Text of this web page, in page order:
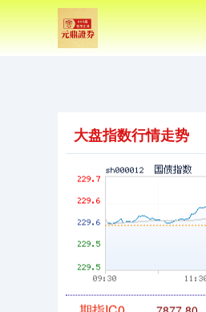
大盘指数行情走势
基金指数 7242.10
国债指数 229.69